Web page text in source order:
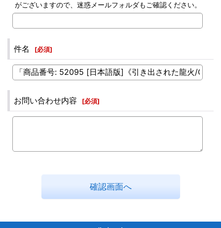
がございますので、迷惑メールフォルダもご確認ください。
件名 [必須]
お問い合わせ内容 [必須]
確認画面へ